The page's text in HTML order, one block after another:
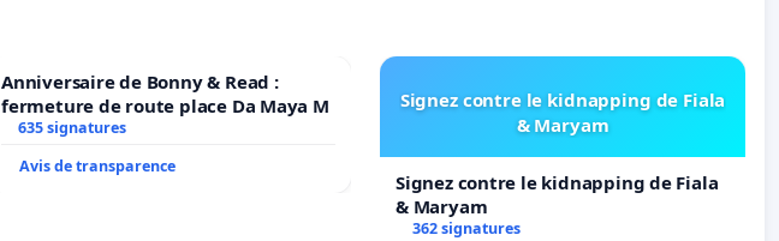
Anniversaire de Bonny & Read :
fermeture de route place Da Maya M
635 signatures
Avis de transparence
Signez contre le kidnapping de Fiala
& Maryam
Signez contre le kidnapping de Fiala
& Maryam
362 signatures